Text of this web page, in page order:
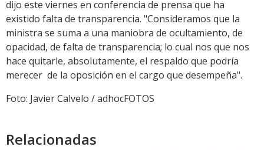
dijo este viernes en conferencia de prensa que ha
existido falta de transparencia. "Consideramos que la
ministra se suma a una maniobra de ocultamiento, de
opacidad, de falta de transparencia; lo cual nos que nos
hace quitarle, absolutamente, el respaldo que podría
merecer de la oposición en el cargo que desempeña".
Foto: Javier Calvelo / adhocFOTOS
Relacionadas